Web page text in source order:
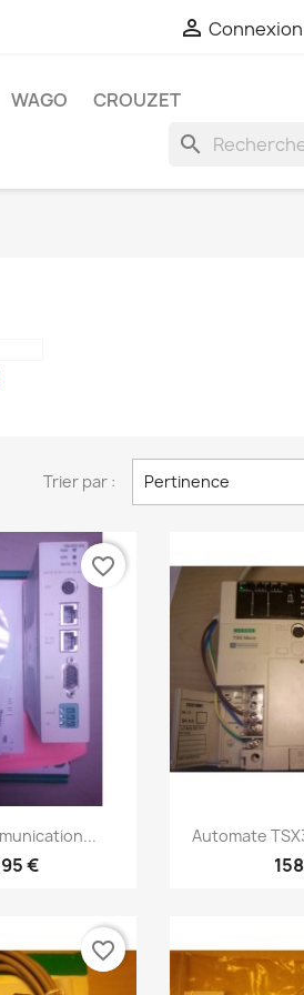
 Connexion
WAGO CROUZET
search
Trier par : Pertinence
rapide
€
favorite_border

Automate
favorite_border